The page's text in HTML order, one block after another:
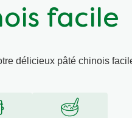
facile
délicieux pâté chinois